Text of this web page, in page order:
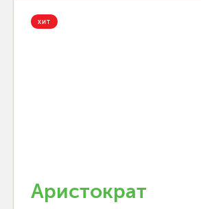
ХИТ
Аристократ